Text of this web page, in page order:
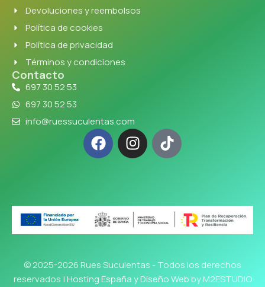
Devoluciones y reembolsos
Política de cookies
Política de privacidad
Términos y condiciones
Contacto
697 30 52 53
697 30 52 53
info@ruessuculentas.com
© 2025-2026 Rues Suculentas - Todos los derechos
reservados |Hosting España y Diseño Webby M2ESTUDIO